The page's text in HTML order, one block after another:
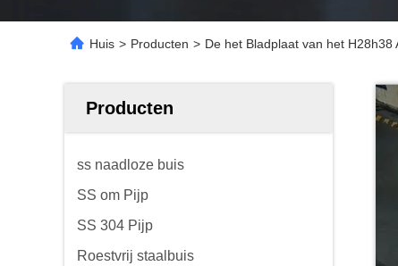
Huis > Producten > De het Bladplaat van het
Producten
ss naadloze buis
SS om Pijp
SS 304 Pijp
Roestvrij staalbuis